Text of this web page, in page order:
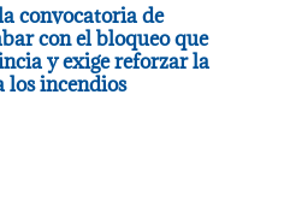
convocatoria de
con el bloqueo que
y exige reforzar la
los incendios